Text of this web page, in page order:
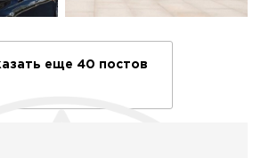
еще 40 постов